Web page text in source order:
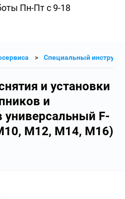
Пн-Пт с 9-18
Специальный
и установки
и
универсальный F-
М12, М14, М16)